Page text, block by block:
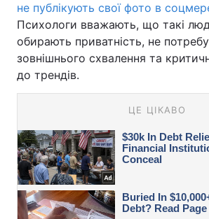
не публікують свої фото в
Психологи вважають, що такі
обирають приватність, не
зовнішнього схвалення та
до трендів.